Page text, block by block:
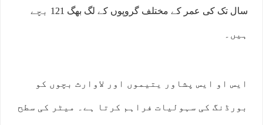
سال تک کی عمر کے مختلف گروپوں کے لگ بھگ 121 بچے
ہیں۔
ایس او ایس پشاور یتیموں اور لاوارث بچوں کو
بورڈنگ کی سہولیات فراہم کرتا ہے۔ میٹر کی سطح